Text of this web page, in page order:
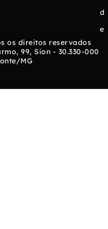
d
e
os direitos reservados
99, Sion - 30.330-000
MG